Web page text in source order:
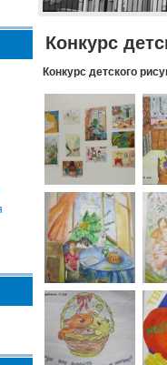
Конкурс
Конкурс детского